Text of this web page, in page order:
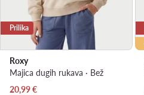
Prilika
Roxy
Majica dugih rukava · Bež
Trenutna cijena
20,99€